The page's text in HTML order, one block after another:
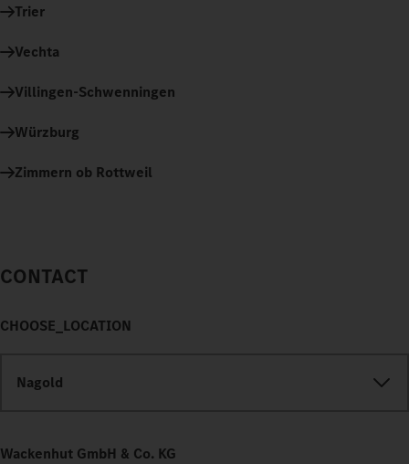
Trier
Vechta
Villingen-Schwenningen
Würzburg
Zimmern ob Rottweil
CONTACT
CHOOSE_LOCATION
Nagold
Wackenhut GmbH & Co. KG